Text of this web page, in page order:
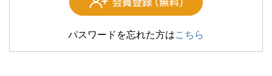
パスワードを忘れた方はこちら